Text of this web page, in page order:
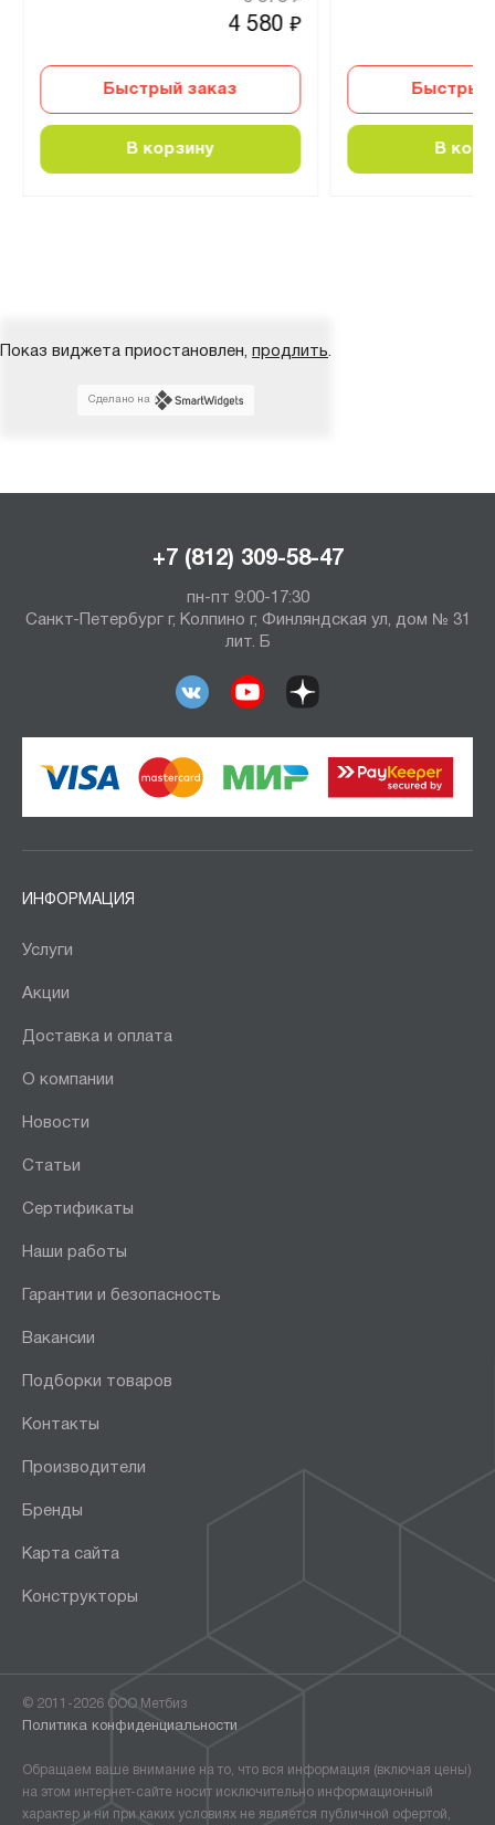
4 580₽
Быстрый заказ
В корзину
Быстрый
В
Показ виджета приостановлен, продлить.
Сделано на
+7 (812) 309-58-47
пн-пт 9:00-17:30
Санкт-Петербург г, Колпино г, Финляндская ул, дом № 31
лит. Б
ИНФОРМАЦИЯ
Услуги
Акции
Доставка и оплата
О компании
Новости
Статьи
Сертификаты
Наши работы
Гарантии и безопасность
Вакансии
Подборки товаров
Контакты
Производители
Бренды
Карта сайта
Конструкторы
© 2011-2026 ООО Метбиз
Политика конфиденциальности
Обращаем ваше внимание на то, что вся информация (включая цены)
на этом интернет-сайте носит исключительно информационный
характер и ни при каких условиях не является публичной офертой,